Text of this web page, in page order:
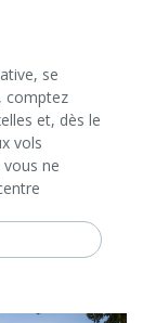
se
comptez
et, dès le
vols
vous ne